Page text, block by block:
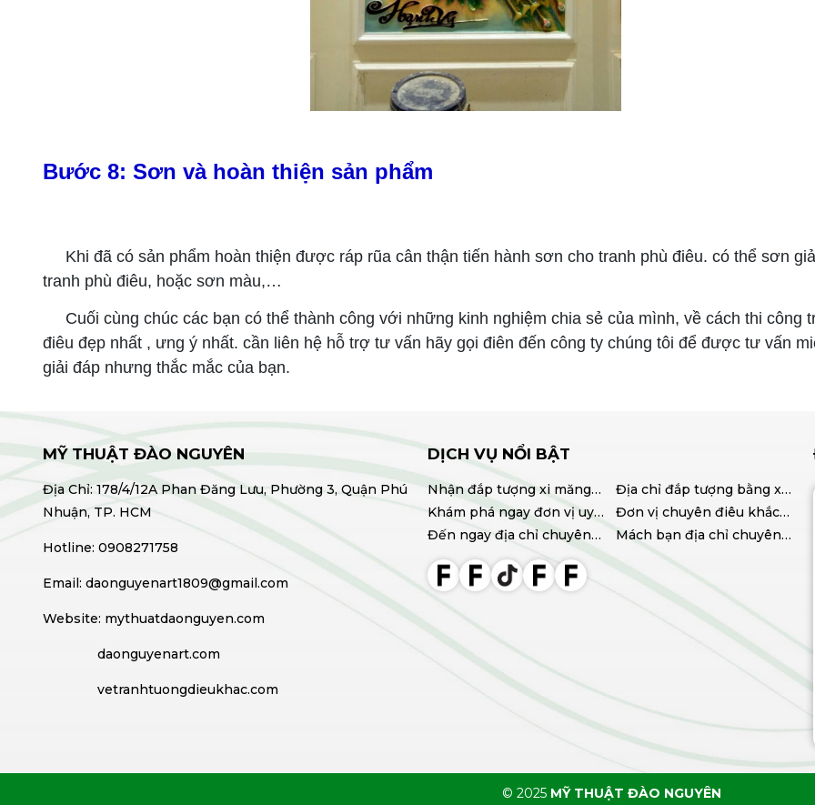
Bước 8: Sơn và hoàn thiện sản phẩm
Khi đã có sản phẩm hoàn thiện được ráp rũa cân thận tiến hành sơn cho tranh phù điêu. có thể sơn
tranh phù điêu, hoặc sơn màu,…
Cuối cùng chúc các bạn có thể thành công với những kinh nghiệm chia sẻ của mình, về cách thi công
điêu đẹp nhất , ưng ý nhất. cần liên hệ hỗ trợ tư vấn hãy gọi điên đến công ty chúng tôi để được tư vấn
giải đáp nhưng thắc mắc của bạn.
MỸ THUẬT ĐÀO NGUYÊN
Địa Chỉ: 178/4/12A Phan Đăng Lưu, Phường 3, Quận Phú
Nhuận, TP. HCM
Hotline: 0908271758
Email: daonguyenart1809@gmail.com
Website: mythuatdaonguyen.com
daonguyenart.com
vetranhtuongdieukhac.com
DỊCH VỤ NỔI BẬT
Nhận đắp tượng xi măng
tại TPHCM chất lượng, giá
tốt
Địa chỉ đắp tượng bằng xi
măng uy tín, chất lượng
Khám phá ngay đơn vị uy
tín chuyên điêu khắc
tượng xi măng TPHCM
Đơn vị chuyên điêu khắc
tượng xi măng chất lượng
Đến ngay địa chỉ chuyên
cung cấp tượng xi măng
chất lượng giá tốt
Mách bạn địa chỉ chuyên
thi công hoa văn phào chỉ
© 2025 MỸ THUẬT ĐÀO NGUYÊN